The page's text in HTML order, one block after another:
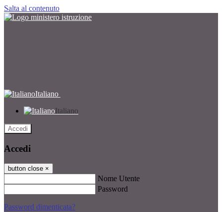
Salta al contenuto
Italiano
Italiano
Accedi
Accedi
button close ×
Nome Utente
Password
Password dimenticata?